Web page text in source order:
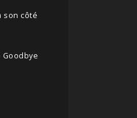
son côté
Goodbye